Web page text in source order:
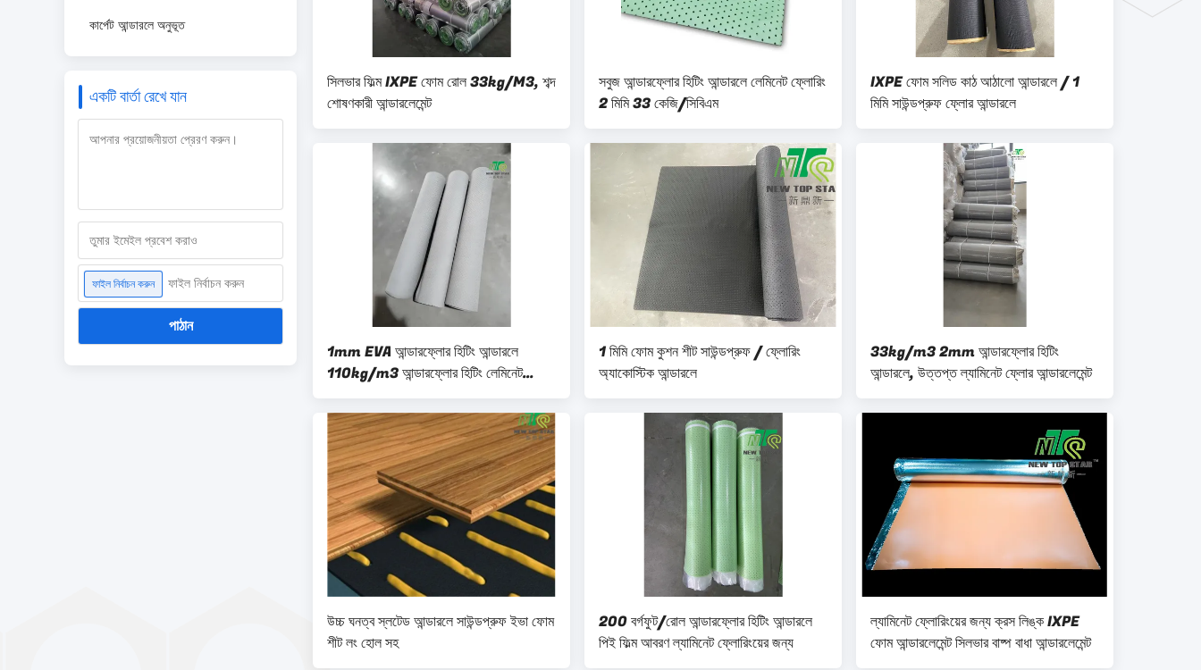
কার্পেট আন্ডারলে অনুভূত
একটি বার্তা রেখে যান
ফাইল নির্বাচন করুন ফাইল নির্বাচন করুন
পাঠান
সিলভার ফিল্ম IXPE ফোম রোল 33kg/M3, শব্দ
শোষণকারী আন্ডারলেমেন্ট
সবুজ আন্ডারফ্লোর হিটিং আন্ডারলে লেমিনেট ফ্লোরিং
2 মিমি 33 কেজি/সিবিএম
IXPE ফোম সলিড কাঠ আঠালো আন্ডারলে / 1
মিমি সাউন্ডপ্রুফ ফ্লোর আন্ডারলে
1mm EVA আন্ডারফ্লোর হিটিং আন্ডারলে
110kg/m3 আন্ডারফ্লোর হিটিং লেমিনেট
আন্ডারলে
1 মিমি ফোম কুশন শীট সাউন্ডপ্রুফ / ফ্লোরিং
অ্যাকোস্টিক আন্ডারলে
33kg/m3 2mm আন্ডারফ্লোর হিটিং
আন্ডারলে, উত্তপ্ত ল্যামিনেট ফ্লোর আন্ডারলেমেন্ট
উচ্চ ঘনত্ব স্লটেড আন্ডারলে সাউন্ডপ্রুফ ইভা ফোম
শীট লং হোল সহ
200 বর্গফুট/রোল আন্ডারফ্লোর হিটিং আন্ডারলে
পিই ফিল্ম আবরণ ল্যামিনেট ফ্লোরিংয়ের জন্য
ল্যামিনেট ফ্লোরিংয়ের জন্য ক্রস লিঙ্ক IXPE
ফোম আন্ডারলেমেন্ট সিলভার বাষ্প বাধা আন্ডারলেমেন্ট